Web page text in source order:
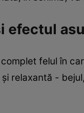
efectul
felul în
relaxantă -